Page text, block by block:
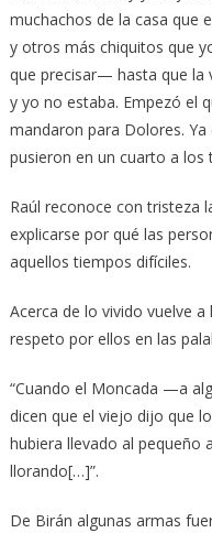
muchachos de la casa que
y otros más chiquitos que
que precisar— hasta que la
y yo no estaba. Empezó el
mandaron para Dolores.
pusieron en un cuarto a los
Raúl reconoce con tristeza
explicarse por qué las
aquellos tiempos difíciles.
Acerca de lo vivido vuelve
respeto por ellos en las
“Cuando el Moncada —a
dicen que el viejo dijo que
hubiera llevado al pequeño
llorando[…]”.
De Birán algunas armas